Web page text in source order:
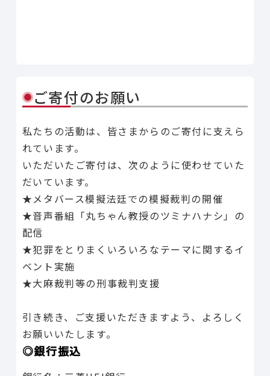
ご寄付のお願い
私たちの活動は、皆さまからのご寄付に支えら
れています。
いただいたご寄付は、次のように使わせていた
だいています。
★メタバース模擬法廷での模擬裁判の開催
★音声番組「丸ちゃん教授のツミナハナシ」の
配信
★犯罪をとりまくいろいろなテーマに関するイ
ベント実施
★大麻裁判等の刑事裁判支援
引き続き、ご支援いただきますよう、よろしく
お願いいたします。
◎銀行振込